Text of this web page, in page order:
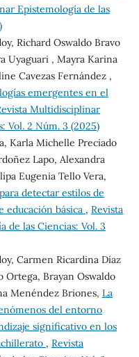
Epistemología de las
Richard Oswaldo Bravo
Uyaguari , Mayra Karina
Cavezas Fernández ,
emergentes en el
Multidisciplinar
Vol. 2 Núm. 3 (2025)
Karla Michelle Preciado
Lapo, Alexandra
Eugenia Tello Vera,
detectar estilos de
educación básica , Revista
de las Ciencias: Vol. 3
Carmen Ricardina Díaz
Ortega, Brayan Oswaldo
Menéndez Briones, La
del entorno
significativo en los
, Revista